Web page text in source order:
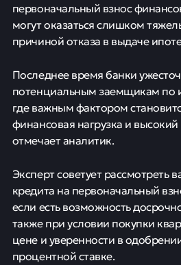
первоначальный взнос
могут оказаться слишком
причиной отказа в выдаче
Последнее время банки
потенциальным заемщикам по
где важным фактором
финансовая нагрузка и
отмечает аналитик.
Эксперт советует рассмотреть
кредита на первоначальный
если есть возможность
также при условии покупки
цене и уверенности в
процентной ставке.